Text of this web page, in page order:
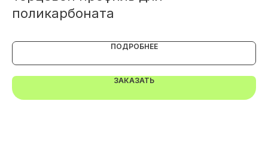
поликарбоната
ПОДРОБНЕЕ
ЗАКАЗАТЬ
Или напишите нам напрямую